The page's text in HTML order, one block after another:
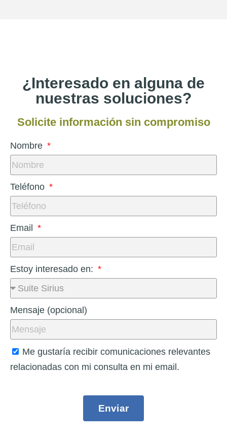
¿Interesado en alguna de
nuestras soluciones?
Solicite información sin compromiso
Nombre
Teléfono
Email
Estoy interesado en:
Mensaje (opcional)
Me gustaría recibir comunicaciones relevantes
relacionadas con mi consulta en mi email.
Enviar